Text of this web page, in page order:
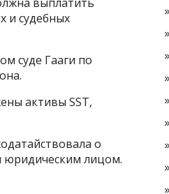
и судебных
суде Гааги по
активы SST,
о
юридическим лицом.